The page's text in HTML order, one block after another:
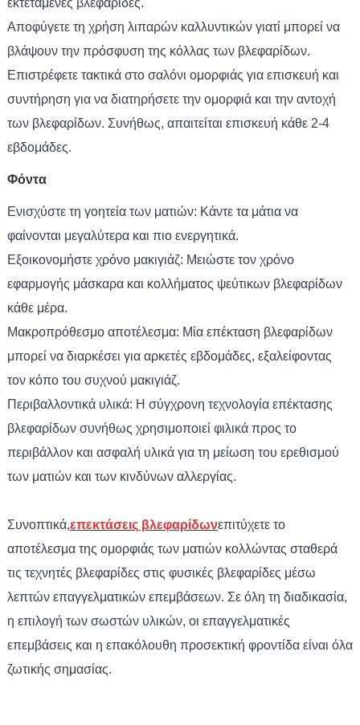
εκτεταμένες βλεφαρίδες.
Αποφύγετε τη χρήση λιπαρών καλλυντικών γιατί μπορεί να
βλάψουν την πρόσφυση της κόλλας των βλεφαρίδων.
Επιστρέφετε τακτικά στο σαλόνι ομορφιάς για επισκευή και
συντήρηση για να διατηρήσετε την ομορφιά και την αντοχή
των βλεφαρίδων. Συνήθως, απαιτείται επισκευή κάθε 2-4
εβδομάδες.
Φόντα
Ενισχύστε τη γοητεία των ματιών: Κάντε τα μάτια να
φαίνονται μεγαλύτερα και πιο ενεργητικά.
Εξοικονομήστε χρόνο μακιγιάζ: Μειώστε τον χρόνο
εφαρμογής μάσκαρα και κολλήματος ψεύτικων βλεφαρίδων
κάθε μέρα.
Μακροπρόθεσμο αποτέλεσμα: Μία επέκταση βλεφαρίδων
μπορεί να διαρκέσει για αρκετές εβδομάδες, εξαλείφοντας
τον κόπο του συχνού μακιγιάζ.
Περιβαλλοντικά υλικά: Η σύγχρονη τεχνολογία επέκτασης
βλεφαρίδων συνήθως χρησιμοποιεί φιλικά προς το
περιβάλλον και ασφαλή υλικά για τη μείωση του ερεθισμού
των ματιών και των κινδύνων αλλεργίας.
Συνοπτικά,επεκτάσεις βλεφαρίδωνεπιτύχετε το
αποτέλεσμα της ομορφιάς των ματιών κολλώντας σταθερά
τις τεχνητές βλεφαρίδες στις φυσικές βλεφαρίδες μέσω
λεπτών επαγγελματικών επεμβάσεων. Σε όλη τη διαδικασία,
η επιλογή των σωστών υλικών, οι επαγγελματικές
επεμβάσεις και η επακόλουθη προσεκτική φροντίδα είναι όλα
ζωτικής σημασίας.